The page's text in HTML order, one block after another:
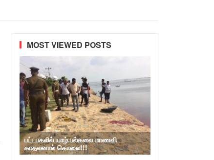
MOST VIEWED POSTS
பட்டபகலில் யாழ்.பல்கலை மாணவி
காதலனால் கொலை!!!